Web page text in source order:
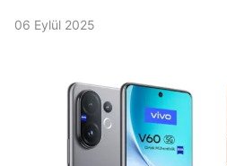
06 Eylül 2025